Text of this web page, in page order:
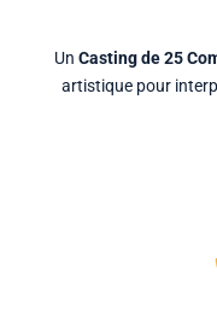
Un Casting de 25
artistique pour